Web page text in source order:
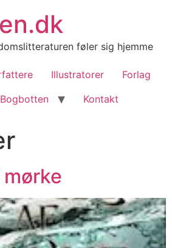
føler sig hjemme
Illustratorer
Forlag
Kontakt